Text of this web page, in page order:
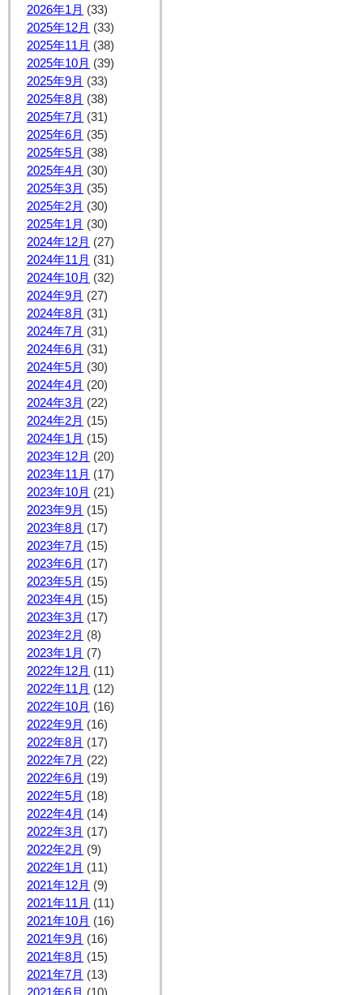
2026年1月 (33)
2025年12月 (33)
2025年11月 (38)
2025年10月 (39)
2025年9月 (33)
2025年8月 (38)
2025年7月 (31)
2025年6月 (35)
2025年5月 (38)
2025年4月 (30)
2025年3月 (35)
2025年2月 (30)
2025年1月 (30)
2024年12月 (27)
2024年11月 (31)
2024年10月 (32)
2024年9月 (27)
2024年8月 (31)
2024年7月 (31)
2024年6月 (31)
2024年5月 (30)
2024年4月 (20)
2024年3月 (22)
2024年2月 (15)
2024年1月 (15)
2023年12月 (20)
2023年11月 (17)
2023年10月 (21)
2023年9月 (15)
2023年8月 (17)
2023年7月 (15)
2023年6月 (17)
2023年5月 (15)
2023年4月 (15)
2023年3月 (17)
2023年2月 (8)
2023年1月 (7)
2022年12月 (11)
2022年11月 (12)
2022年10月 (16)
2022年9月 (16)
2022年8月 (17)
2022年7月 (22)
2022年6月 (19)
2022年5月 (18)
2022年4月 (14)
2022年3月 (17)
2022年2月 (9)
2022年1月 (11)
2021年12月 (9)
2021年11月 (11)
2021年10月 (16)
2021年9月 (16)
2021年8月 (15)
2021年7月 (13)